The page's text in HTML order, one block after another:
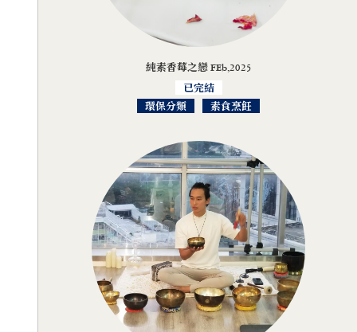
純素香莓之戀 FEb,2025
已完結
環保分類
素食烹飪